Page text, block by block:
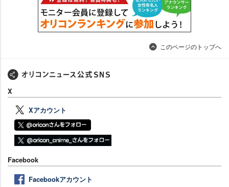
このページのトップへ
X
Xアカウント
Facebook
Facebookアカウント